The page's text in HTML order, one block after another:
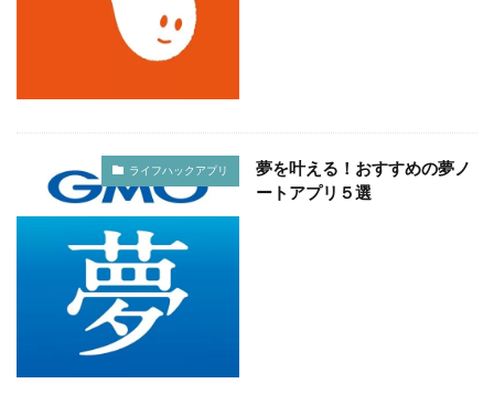
ライフハックアプリ
夢を叶える！おすすめの夢ノ
ートアプリ５選